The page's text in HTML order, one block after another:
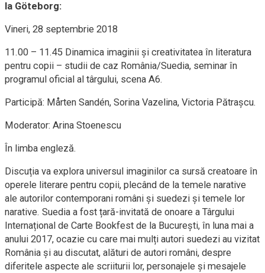
la Göteborg:
Vineri, 28 septembrie 2018
11.00 – 11.45 Dinamica imaginii și creativitatea în literatura
pentru copii – studii de caz România/Suedia, seminar în
programul oficial al târgului, scena A6.
Participă: Mårten Sandén, Sorina Vazelina, Victoria Pătrașcu.
Moderator: Arina Stoenescu
În limba engleză.
Discuția va explora universul imaginilor ca sursă creatoare în
operele literare pentru copii, plecând de la temele narative
ale autorilor contemporani români și suedezi și temele lor
narative. Suedia a fost țară-invitată de onoare a Târgului
Internațional de Carte Bookfest de la București, în luna mai a
anului 2017, ocazie cu care mai mulți autori suedezi au vizitat
România și au discutat, alături de autori români, despre
diferitele aspecte ale scriiturii lor, personajele și mesajele